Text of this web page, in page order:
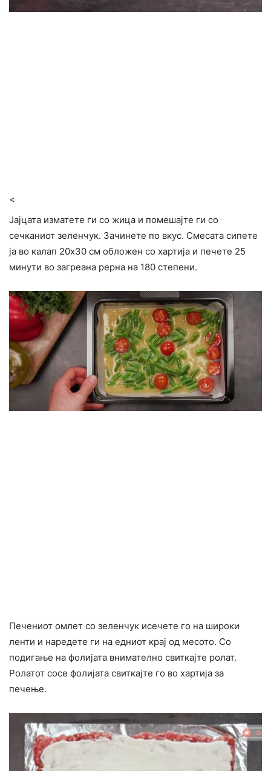
<
Јајцата изматете ги со жица и помешајте ги со
сечканиот зеленчук. Зачинете по вкус. Смесата сипете
ја во калап 20х30 см обложен со хартија и печете 25
минути во загреана рерна на 180 степени.
Печениот омлет со зеленчук исечете го на широки
ленти и наредете ги на едниот крај од месото. Со
подигање на фолијата внимателно свиткајте ролат.
Ролатот сосе фолијата свиткајте го во хартија за
печење.